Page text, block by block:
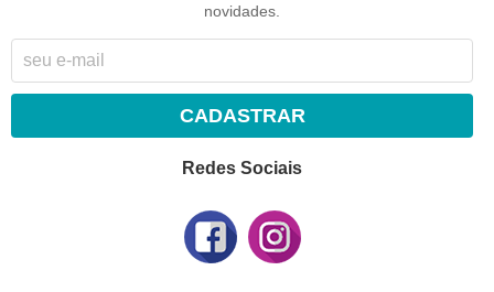
novidades.
CADASTRAR
Redes Sociais